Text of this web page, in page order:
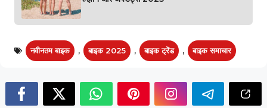
नवीनतम बाइक , बाइक 2025 , बाइक ट्रेंड , बाइक समाचार